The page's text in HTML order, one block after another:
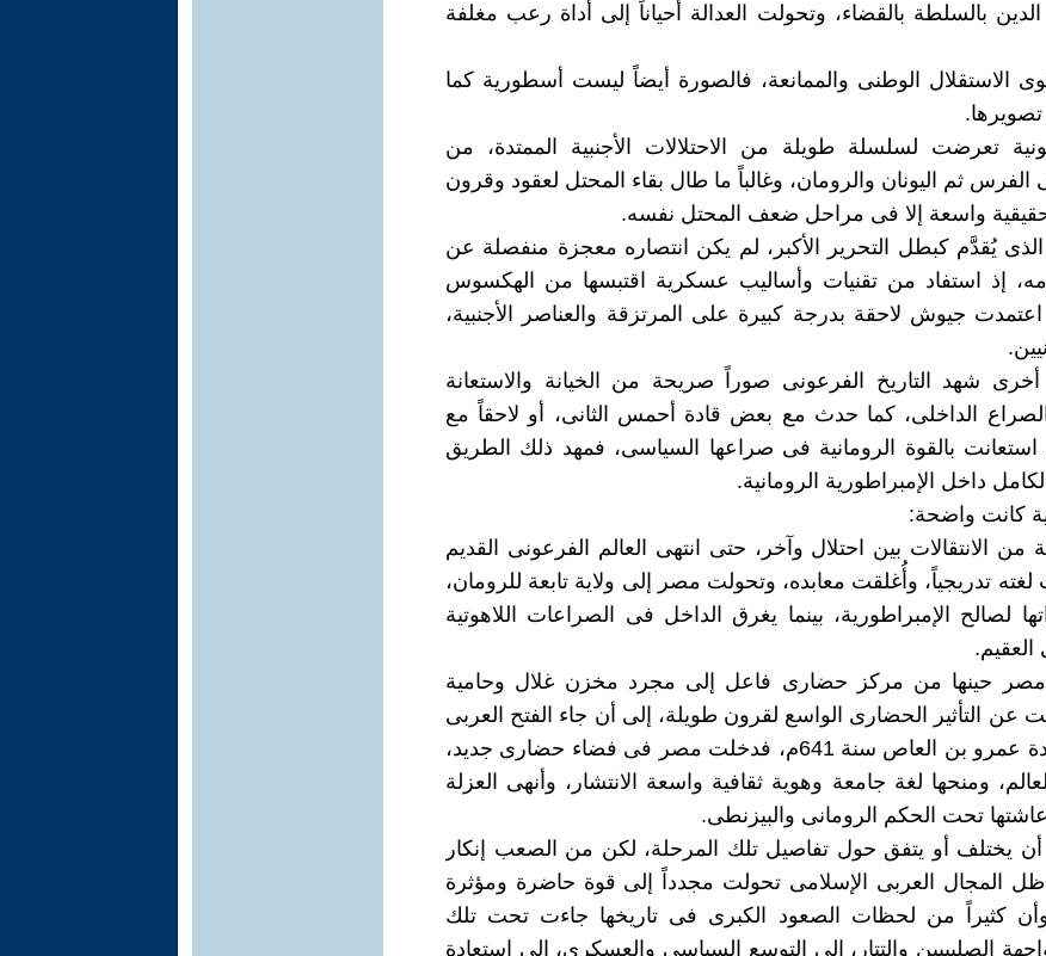
بالسلطة بالقضاء، وتحولت العدالة أحياناً إلى أداة رعب مغلفة
الاستقلال الوطنى والممانعة، فالصورة أيضاً ليست أسطورية كما
تعرضت لسلسلة طويلة من الاحتلالات الأجنبية الممتدة، من
ثم اليونان والرومان، وغالباً ما طال بقاء المحتل لعقود وقرون
واسعة إلا فى مراحل ضعف المحتل نفسه.
يُقدَّم كبطل التحرير الأكبر، لم يكن انتصاره معجزة منفصلة عن
إذ استفاد من تقنيات وأساليب عسكرية اقتبسها من الهكسوس
جيوش لاحقة بدرجة كبيرة على المرتزقة والعناصر الأجنبية،
شهد التاريخ الفرعونى صوراً صريحة من الخيانة والاستعانة
الداخلى، كما حدث مع بعض قادة أحمس الثانى، أو لاحقاً مع
استعانت بالقوة الرومانية فى صراعها السياسى، فمهد ذلك الطريق
داخل الإمبراطورية الرومانية.
كانت واضحة:
الانتقالات بين احتلال وآخر، حتى انتهى العالم الفرعونى القديم
لغته تدريجياً، وأُغلقت معابده، وتحولت مصر إلى ولاية تابعة للرومان،
لصالح الإمبراطورية، بينما يغرق الداخل فى الصراعات اللاهوتية
العقيم.
حينها من مركز حضارى فاعل إلى مجرد مخزن غلال وحامية
عن التأثير الحضارى الواسع لقرون طويلة، إلى أن جاء الفتح العربى
الإسلامى بقيادة عمرو بن العاص سنة 641م، فدخلت مصر فى فضاء حضارى جديد،
ومنحها لغة جامعة وهوية ثقافية واسعة الانتشار، وأنهى العزلة
عاشتها تحت الحكم الرومانى والبيزنطى.
يختلف أو يتفق حول تفاصيل تلك المرحلة، لكن من الصعب إنكار
المجال العربى الإسلامى تحولت مجدداً إلى قوة حاضرة ومؤثرة
وأن كثيراً من لحظات الصعود الكبرى فى تاريخها جاءت تحت تلك
الصليبيين والتتار، إلى التوسع السياسى والعسكرى، إلى استعادة